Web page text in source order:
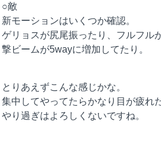
○敵
新モーションはいくつか確認。
ゲリョスが尻尾振ったり、フルフル
撃ビームが5wayに増加してたり。
とりあえずこんな感じかな。
集中してやってたらかなり目が疲れ
やり過ぎはよろしくないですね。